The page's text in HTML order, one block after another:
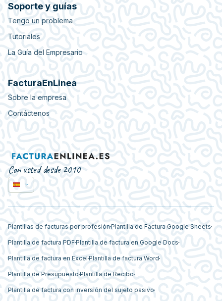
Soporte y guías
Tengo un problema
Tutoriales
La Guía del Empresario
FacturaEnLinea
Sobre la empresa
Contáctenos
Con usted desde 2010
Plantillas de facturas por profesión Plantilla de Factura Google Sheets
Plantilla de factura PDFPlantilla de factura en Google Docs
Plantilla de factura en Excel Plantilla de factura Word
Plantilla de Presupuesto Plantilla de Recibo
Plantilla de factura con inversión del sujeto pasivo